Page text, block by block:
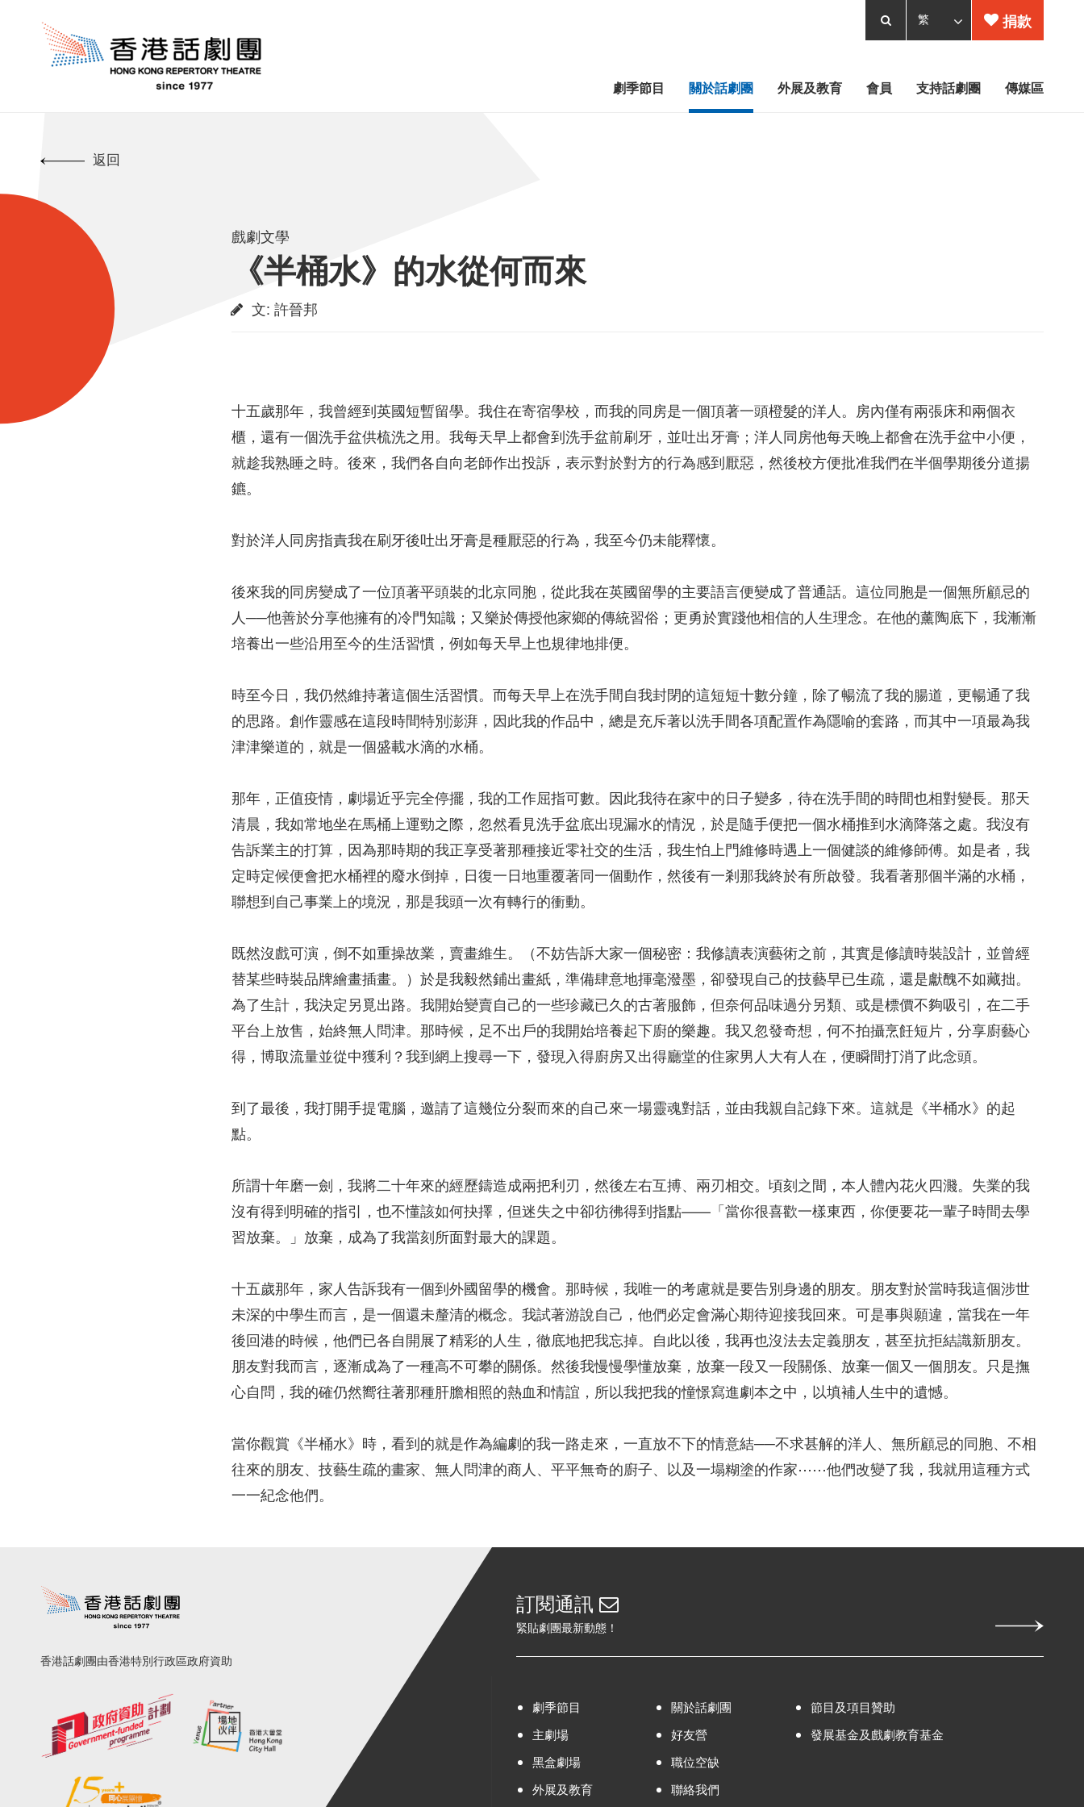
劇季節目 關於話劇團 外展及教育 會員 支持話劇團 傳媒區
捐款
返回
戲劇文學
《半桶水》的水從何而來
文: 許晉邦
十五歲那年，我曾經到英國短暫留學。我住在寄宿學校，而我的同房是一個頂著一頭橙髮的洋人。房內僅有兩張床和兩個衣
櫃，還有一個洗手盆供梳洗之用。我每天早上都會到洗手盆前刷牙，並吐出牙膏；洋人同房他每天晚上都會在洗手盆中小便，
就趁我熟睡之時。後來，我們各自向老師作出投訴，表示對於對方的行為感到厭惡，然後校方便批准我們在半個學期後分道揚
鑣。
對於洋人同房指責我在刷牙後吐出牙膏是種厭惡的行為，我至今仍未能釋懷。
後來我的同房變成了一位頂著平頭裝的北京同胞，從此我在英國留學的主要語言便變成了普通話。這位同胞是一個無所顧忌的
人──他善於分享他擁有的冷門知識；又樂於傳授他家鄉的傳統習俗；更勇於實踐他相信的人生理念。在他的薰陶底下，我漸漸
培養出一些沿用至今的生活習慣，例如每天早上也規律地排便。
時至今日，我仍然維持著這個生活習慣。而每天早上在洗手間自我封閉的這短短十數分鐘，除了暢流了我的腸道，更暢通了我
的思路。創作靈感在這段時間特別澎湃，因此我的作品中，總是充斥著以洗手間各項配置作為隱喻的套路，而其中一項最為我
津津樂道的，就是一個盛載水滴的水桶。
那年，正值疫情，劇場近乎完全停擺，我的工作屈指可數。因此我待在家中的日子變多，待在洗手間的時間也相對變長。那天
清晨，我如常地坐在馬桶上運勁之際，忽然看見洗手盆底出現漏水的情況，於是隨手便把一個水桶推到水滴降落之處。我沒有
告訴業主的打算，因為那時期的我正享受著那種接近零社交的生活，我生怕上門維修時遇上一個健談的維修師傅。如是者，我
定時定候便會把水桶裡的廢水倒掉，日復一日地重覆著同一個動作，然後有一剎那我終於有所啟發。我看著那個半滿的水桶，
聯想到自己事業上的境況，那是我頭一次有轉行的衝動。
既然沒戲可演，倒不如重操故業，賣畫維生。（不妨告訴大家一個秘密：我修讀表演藝術之前，其實是修讀時裝設計，並曾經
替某些時裝品牌繪畫插畫。）於是我毅然鋪出畫紙，準備肆意地揮毫潑墨，卻發現自己的技藝早已生疏，還是獻醜不如藏拙。
為了生計，我決定另覓出路。我開始變賣自己的一些珍藏已久的古著服飾，但奈何品味過分另類、或是標價不夠吸引，在二手
平台上放售，始終無人問津。那時候，足不出戶的我開始培養起下廚的樂趣。我又忽發奇想，何不拍攝烹飪短片，分享廚藝心
得，博取流量並從中獲利？我到網上搜尋一下，發現入得廚房又出得廳堂的住家男人大有人在，便瞬間打消了此念頭。
到了最後，我打開手提電腦，邀請了這幾位分裂而來的自己來一場靈魂對話，並由我親自記錄下來。這就是《半桶水》的起
點。
所謂十年磨一劍，我將二十年來的經歷鑄造成兩把利刃，然後左右互搏、兩刃相交。頃刻之間，本人體內花火四濺。失業的我
沒有得到明確的指引，也不懂該如何抉擇，但迷失之中卻彷彿得到指點——「當你很喜歡一樣東西，你便要花一輩子時間去學
習放棄。」放棄，成為了我當刻所面對最大的課題。
十五歲那年，家人告訴我有一個到外國留學的機會。那時候，我唯一的考慮就是要告別身邊的朋友。朋友對於當時我這個涉世
未深的中學生而言，是一個還未釐清的概念。我試著游說自己，他們必定會滿心期待迎接我回來。可是事與願違，當我在一年
後回港的時候，他們已各自開展了精彩的人生，徹底地把我忘掉。自此以後，我再也沒法去定義朋友，甚至抗拒結識新朋友。
朋友對我而言，逐漸成為了一種高不可攀的關係。然後我慢慢學懂放棄，放棄一段又一段關係、放棄一個又一個朋友。只是撫
心自問，我的確仍然嚮往著那種肝膽相照的熱血和情誼，所以我把我的憧憬寫進劇本之中，以填補人生中的遺憾。
當你觀賞《半桶水》時，看到的就是作為編劇的我一路走來，一直放不下的情意結──不求甚解的洋人、無所顧忌的同胞、不相
往來的朋友、技藝生疏的畫家、無人問津的商人、平平無奇的廚子、以及一塌糊塗的作家⋯⋯他們改變了我，我就用這種方式
一一紀念他們。
香港話劇團由香港特別行政區政府資助
訂閱通訊
緊貼劇團最新動態！
劇季節目
主劇場
黑盒劇場
外展及教育
關於話劇團
好友營
職位空缺
聯絡我們
節目及項目贊助
發展基金及戲劇教育基金